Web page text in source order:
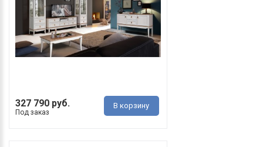
327 790 руб.
Под заказ
В корзину